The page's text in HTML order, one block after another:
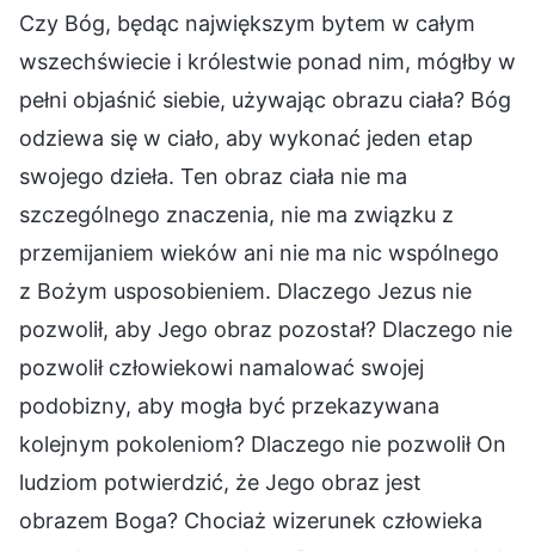
Czy Bóg, będąc największym bytem w całym
wszechświecie i królestwie ponad nim, mógłby w
pełni objaśnić siebie, używając obrazu ciała? Bóg
odziewa się w ciało, aby wykonać jeden etap
swojego dzieła. Ten obraz ciała nie ma
szczególnego znaczenia, nie ma związku z
przemijaniem wieków ani nie ma nic wspólnego
z Bożym usposobieniem. Dlaczego Jezus nie
pozwolił, aby Jego obraz pozostał? Dlaczego nie
pozwolił człowiekowi namalować swojej
podobizny, aby mogła być przekazywana
kolejnym pokoleniom? Dlaczego nie pozwolił On
ludziom potwierdzić, że Jego obraz jest
obrazem Boga? Chociaż wizerunek człowieka